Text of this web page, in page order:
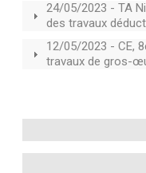
24/05/2023 - TA
des travaux
12/05/2023 - CE,
travaux de gros-